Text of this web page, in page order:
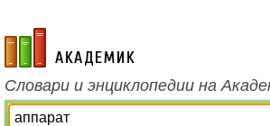
academic.ru
Словари и энциклопедии на